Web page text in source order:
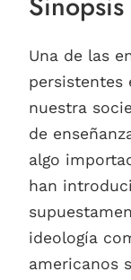
Una de las
persistentes
nuestra
de
algo
han
ideología
americanos